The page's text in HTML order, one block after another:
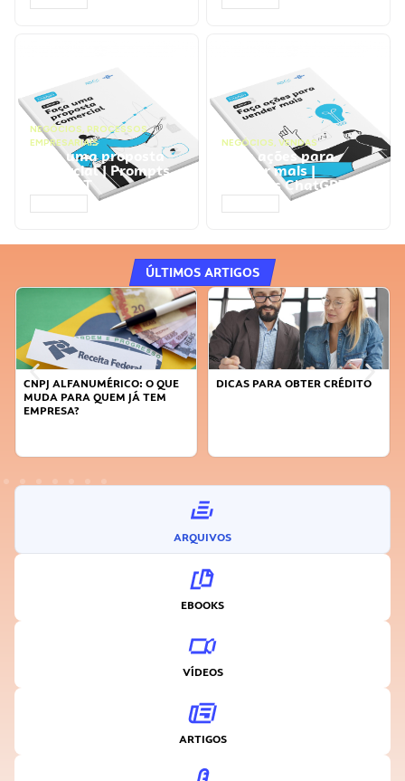
NEGÓCIOS, PROCESSOS
EMPRESARIAIS
Faça uma proposta
comercial | Prompts
ChatGPT
NEGÓCIOS, VENDAS
Faça ações para
vender mais |
Prompts ChatGPT
ÚLTIMOS ARTIGOS
DICAS PARA OBTER CRÉDITO
FAÇA A DIFERENÇA: SEJA
ARQUIVOS
EBOOKS
VÍDEOS
ARTIGOS